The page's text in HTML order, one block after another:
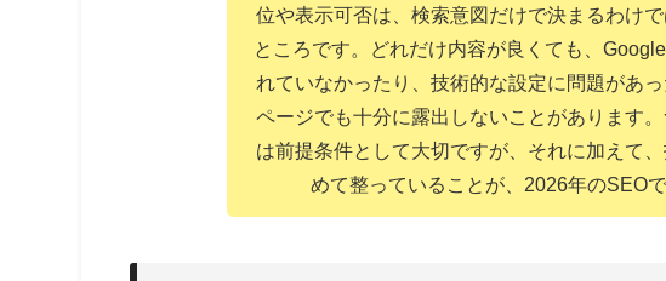
位や表示可否は、検索意図だけで決まるわけ
ところです。どれだけ内容が良くても、
れていなかったり、技術的な設定に問題があ
ページでも十分に露出しないことがあります
は前提条件として大切ですが、それに加えて
めて整っていることが、2026年のSEO